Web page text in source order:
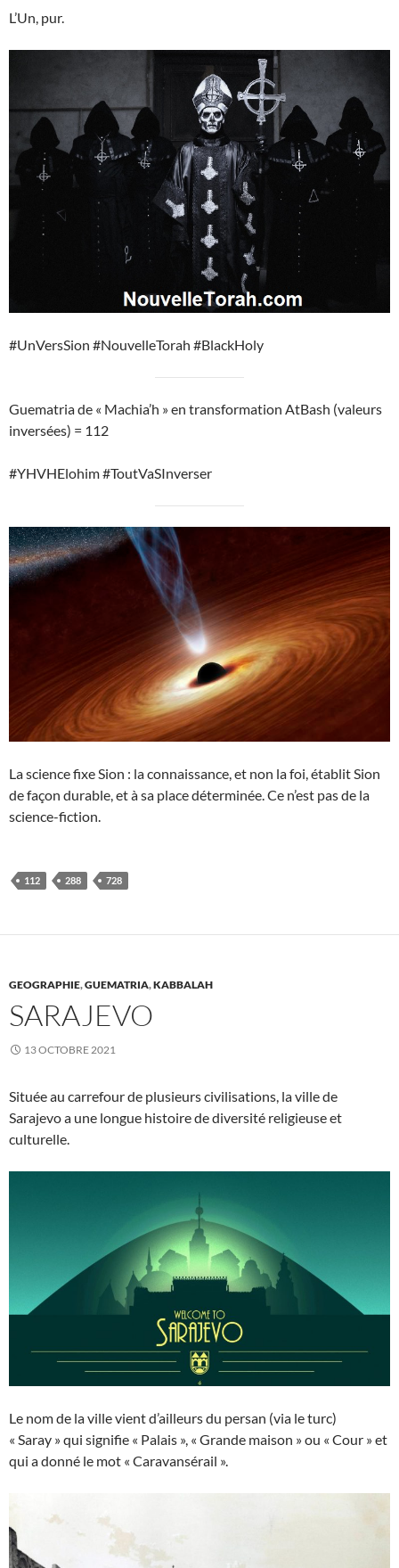
L’Un, pur.
#UnVersSion #NouvelleTorah #BlackHoly
Guematria de « Machia’h » en transformation AtBash (valeurs
inversées) = 112
#YHVHElohim #ToutVaSInverser
La science fixe Sion : la connaissance, et non la foi, établit Sion
de façon durable, et à sa place déterminée. Ce n’est pas de la
science-fiction.
112 288 728
GEOGRAPHIE,GUEMATRIA,KABBALAH
SARAJEVO
13 OCTOBRE 2021
Située au carrefour de plusieurs civilisations, la ville de
Sarajevo a une longue histoire de diversité religieuse et
culturelle.
Le nom de la ville vient d’ailleurs du persan (via le turc)
« Saray » qui signifie « Palais », « Grande maison » ou « Cour » et
qui a donné le mot « Caravansérail ».